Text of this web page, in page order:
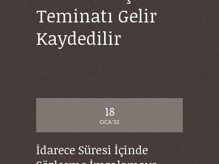
Teminatı Gelir
Kaydedilir
18
OCA '22
İdarece Süresi İçinde